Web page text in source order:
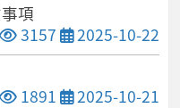
項
點閱次數
3157 發布日期
2025-10-22
點閱次數
1891 發布日期
2025-10-21